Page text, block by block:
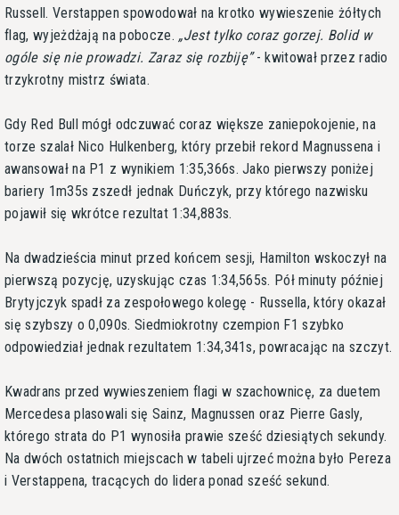
Russell. Verstappen spowodował na krotko wywieszenie żółtych
flag, wyjeżdżają na pobocze.
Jest tylko coraz gorzej. Bolid w
ogóle się nie prowadzi. Zaraz się rozbiję - kwitował przez radio
trzykrotny mistrz świata.
Gdy Red Bull mógł odczuwać coraz większe zaniepokojenie, na
torze szalał Nico Hulkenberg, który przebił rekord Magnussena i
awansował na P1 z wynikiem 1:35,366s. Jako pierwszy poniżej
bariery 1m35s zszedł jednak Duńczyk, przy którego nazwisku
pojawił się wkrótce rezultat 1:34,883s.
Na dwadzieścia minut przed końcem sesji, Hamilton wskoczył na
pierwszą pozycję, uzyskując czas 1:34,565s. Pół minuty później
Brytyjczyk spadł za zespołowego kolegę - Russella, który okazał
się szybszy o 0,090s. Siedmiokrotny czempion F1 szybko
odpowiedział jednak rezultatem 1:34,341s, powracając na szczyt.
Kwadrans przed wywieszeniem flagi w szachownicę, za duetem
Mercedesa plasowali się Sainz, Magnussen oraz Pierre Gasly,
którego strata do P1 wynosiła prawie sześć dziesiątych sekundy.
Na dwóch ostatnich miejscach w tabeli ujrzeć można było Pereza
i Verstappena, tracących do lidera ponad sześć sekund.